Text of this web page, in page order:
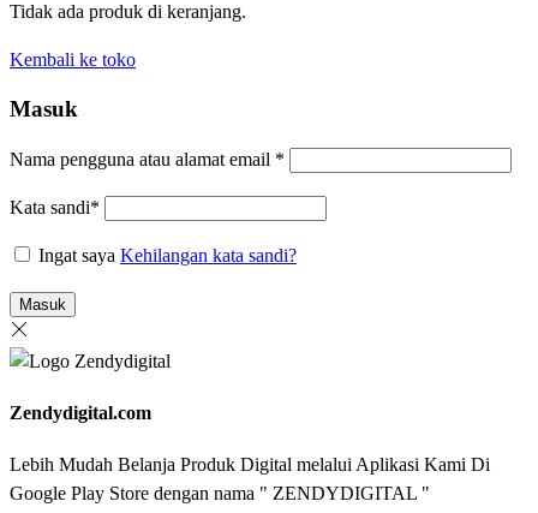
Tidak ada produk di keranjang.
Kembali ke toko
Masuk
Nama pengguna atau alamat email *
Kata sandi*
Ingat saya Kehilangan kata sandi?
Masuk
Zendydigital.com
Lebih Mudah Belanja Produk Digital melalui Aplikasi Kami Di
Google Play Store dengan nama " ZENDYDIGITAL "